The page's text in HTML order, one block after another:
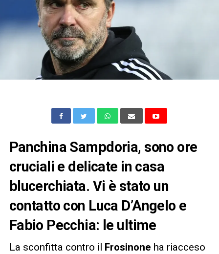
Panchina Sampdoria, sono ore
cruciali e delicate in casa
blucerchiata. Vi è stato un
contatto con Luca D’Angelo e
Fabio Pecchia: le ultime
La sconfitta contro il Frosinone ha riacceso